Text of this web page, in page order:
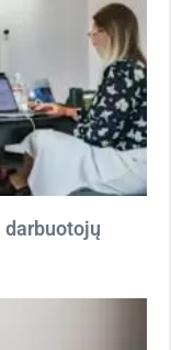
darbuotojų